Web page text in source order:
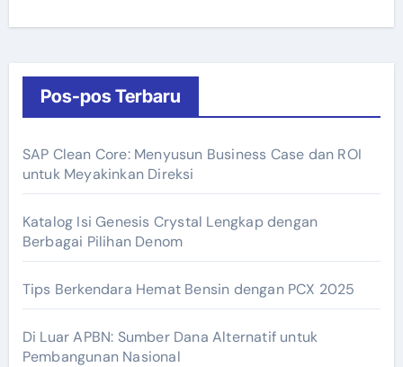
Pos-pos Terbaru
SAP Clean Core: Menyusun Business Case dan ROI
untuk Meyakinkan Direksi
Katalog Isi Genesis Crystal Lengkap dengan
Berbagai Pilihan Denom
Tips Berkendara Hemat Bensin dengan PCX 2025
Di Luar APBN: Sumber Dana Alternatif untuk
Pembangunan Nasional